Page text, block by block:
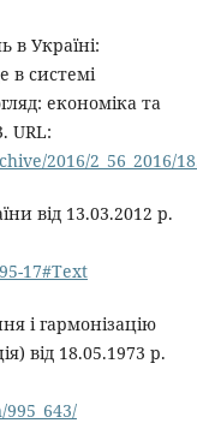
в Україні:
в системі
економіка та
URL:
2016/2_56_2016/
від 13.03.2012 р.
17#Text
і гармонізацію
від 18.05.1973 р.